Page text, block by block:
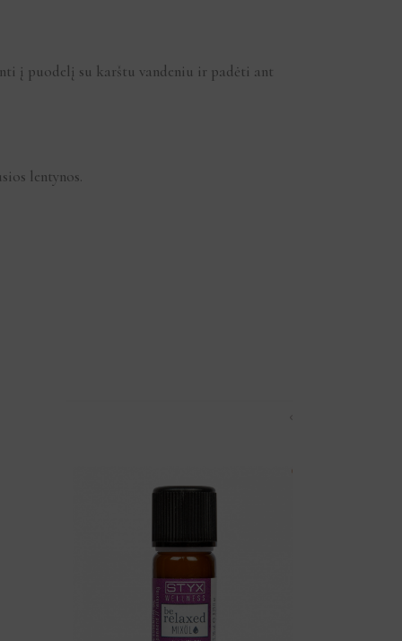
į puodelį su karštu vandeniu ir padėti ant
lentynos.